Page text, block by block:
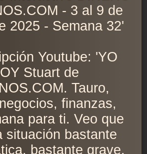
- 3 al 9 de
2025 - Semana 32'
Youtube: 'YO
Stuart de
Tauro,
finanzas,
para ti. Veo que
situación bastante
bastante grave,